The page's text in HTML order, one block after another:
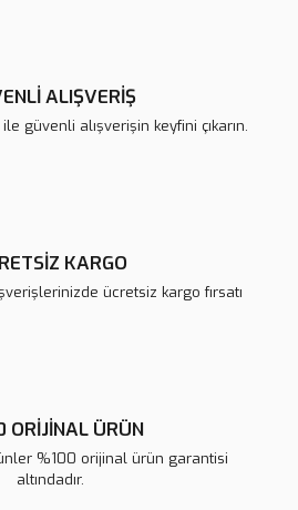
bilgiler bulunuyor.
ALIŞVERİŞ
güvenli alışverişin keyfini çıkarın.
KARGO
ücretsiz kargo fırsatı
ORİJİNAL ÜRÜN
%100 orijinal ürün garantisi
altındadır.